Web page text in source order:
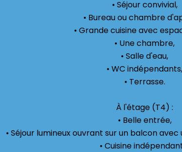
• Séjour convivial,
• Bureau ou chambre
• Grande cuisine avec
• Une chambre,
• Salle d'eau,
• WC indépendants,
• Terrasse.
À l'étage (T4) :
• Belle entrée,
• Séjour lumineux ouvrant sur un balcon
• Cuisine